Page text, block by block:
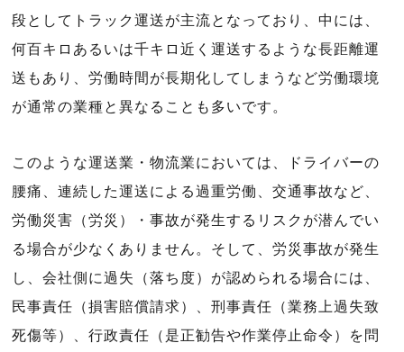
段としてトラック運送が主流となっており、中には、
何百キロあるいは千キロ近く運送するような長距離運
送もあり、労働時間が長期化してしまうなど労働環境
が通常の業種と異なることも多いです。
このような運送業・物流業においては、ドライバーの
腰痛、連続した運送による過重労働、交通事故など、
労働災害（労災）・事故が発生するリスクが潜んでい
る場合が少なくありません。そして、労災事故が発生
し、会社側に過失（落ち度）が認められる場合には、
民事責任（損害賠償請求）、刑事責任（業務上過失致
死傷等）、行政責任（是正勧告や作業停止命令）を問